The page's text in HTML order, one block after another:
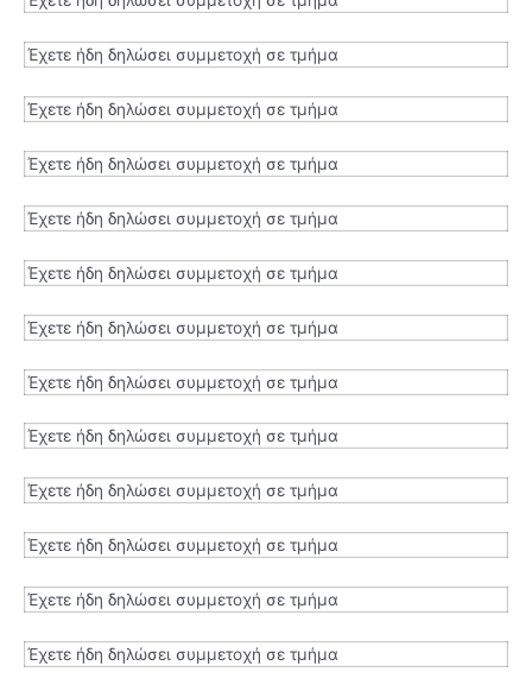
Έχετε ήδη δηλώσει συμμετοχή σε τμήμα
Έχετε ήδη δηλώσει συμμετοχή σε τμήμα
Έχετε ήδη δηλώσει συμμετοχή σε τμήμα
Έχετε ήδη δηλώσει συμμετοχή σε τμήμα
Έχετε ήδη δηλώσει συμμετοχή σε τμήμα
Έχετε ήδη δηλώσει συμμετοχή σε τμήμα
Έχετε ήδη δηλώσει συμμετοχή σε τμήμα
Έχετε ήδη δηλώσει συμμετοχή σε τμήμα
Έχετε ήδη δηλώσει συμμετοχή σε τμήμα
Έχετε ήδη δηλώσει συμμετοχή σε τμήμα
Έχετε ήδη δηλώσει συμμετοχή σε τμήμα
Έχετε ήδη δηλώσει συμμετοχή σε τμήμα